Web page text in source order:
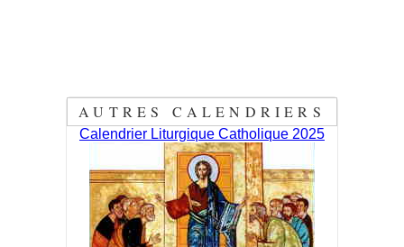
AUTRES CALENDRIERS
Calendrier Liturgique Catholique 2025